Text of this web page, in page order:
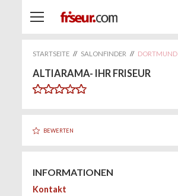
STARTSEITE // SALONFINDER // DORTMUND
ALTIARAMA- IHR FRISEUR
BEWERTEN
INFORMATIONEN
Kontakt